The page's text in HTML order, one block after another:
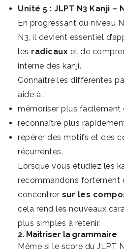
Unité 5 : JLPT N3 Kanji –
En progressant du niveau
N3, il devient essentiel
les radicaux et de
interne des kanji.
Connaître les différentes
aide à :
mémoriser plus facilement
reconnaître plus
repérer des motifs et des
récurrentes.
Lorsque vous étudiez les
recommandons fortement
concentrer sur les
cela rend les nouveaux
plus simples à retenir.
2. Maîtriser la grammaire
Même si le score du JLPT